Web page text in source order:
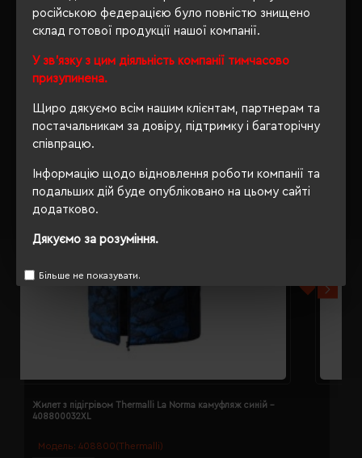
російською федерацією було повністю знищено
склад готової продукції нашої компанії.
У зв'язку з цим діяльність компанії тимчасово
призупинена.
Щиро дякуємо всім нашим клієнтам, партнерам та
постачальникам за довіру, підтримку і багаторічну
співпрацю.
Інформацію щодо відновлення роботи компанії та
подальших дій буде опубліковано на цьому сайті
додатково.
Дякуємо за розуміння.
Більше не показувати.
РЕКОМЕНДУЄМО
Модель: 408800(Thermalli)
Жилет з підігрівом Thermalli La Norma камуфляж синій -
408800032XL